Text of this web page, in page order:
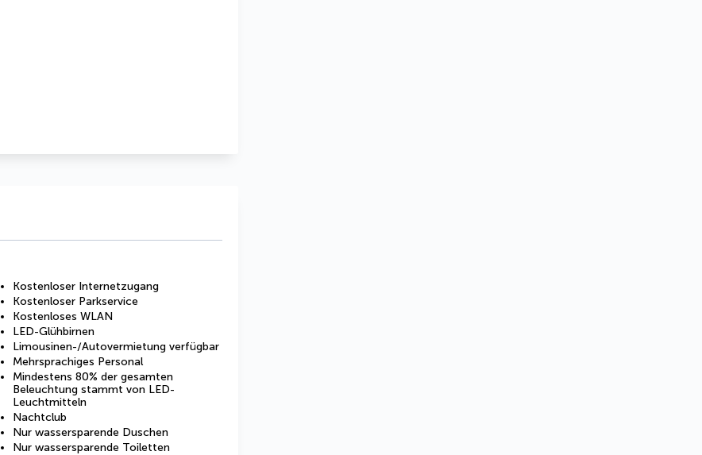
Kostenloser Internetzugang
Kostenloser Parkservice
Kostenloses WLAN
LED-Glühbirnen
Limousinen-/Autovermietung verfügbar
Mehrsprachiges Personal
Mindestens 80% der gesamten
Beleuchtung stammt von LED-
Leuchtmitteln
Nachtclub
Nur wassersparende Duschen
Nur wassersparende Toiletten